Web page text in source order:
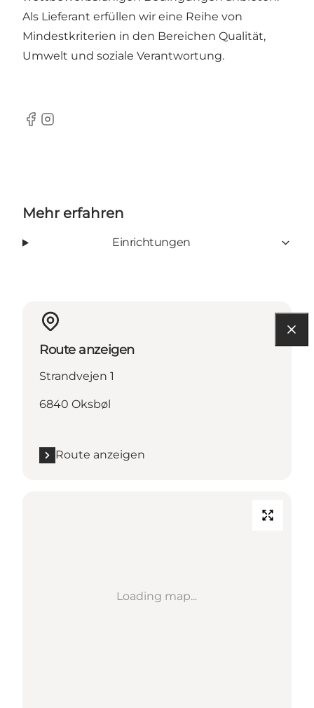
Als Lieferant erfüllen wir eine Reihe von
Mindestkriterien in den Bereichen Qualität,
Umwelt und soziale Verantwortung.
Facebook
Instagram
Mehr erfahren
Einrichtungen
Route anzeigen
Strandvejen 1
6840 Oksbøl
Route anzeigen
Loading map...